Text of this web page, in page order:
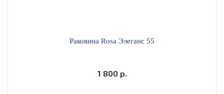
Раковина Rosa Элеганс 55
1 800 р.